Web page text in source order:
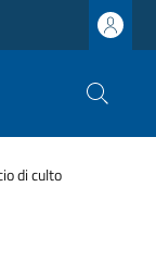
di culto